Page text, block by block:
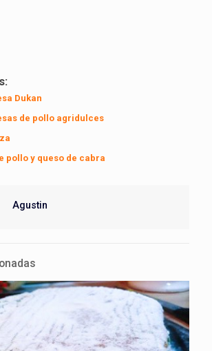
Dukan
de pollo agridulces
pollo y queso de cabra
Agustin